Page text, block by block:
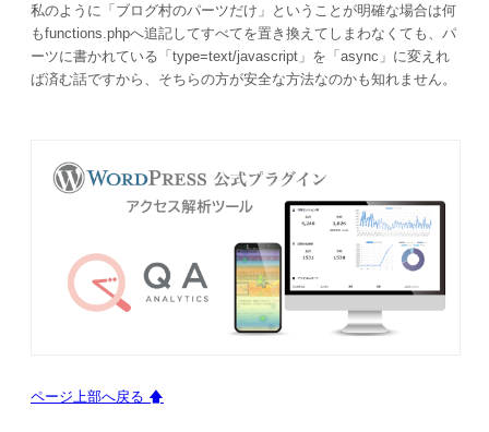
私のように「ブログ村のパーツだけ」ということが明確な場合は何
もfunctions.phpへ追記してすべてを置き換えてしまわなくても、パ
ーツに書かれている「type=text/javascript」を「async」に変えれ
ば済む話ですから、そちらの方が安全な方法なのかも知れません。
ページ上部へ戻る 🡅